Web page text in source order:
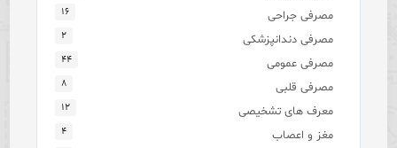
مصرفی جراحی ۱۶
مصرفی دندانپزشکی ۲
مصرفی عمومی ۴۴
مصرفی قلبی ۸
معرف های تشخیصی ۱۲
مغز و اعصاب ۴